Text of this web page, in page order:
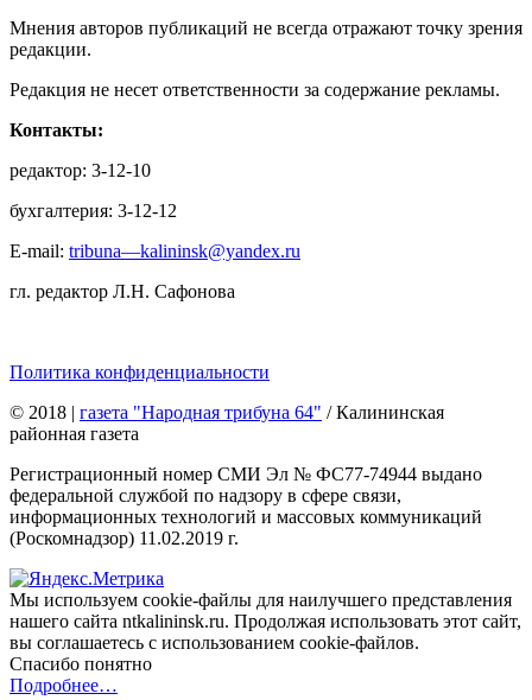
Мнения авторов публикаций не всегда отражают точку зрения
редакции.
Редакция не несет ответственности за содержание рекламы.
Контакты:
редактор: 3-12-10
бухгалтерия: 3-12-12
E-mail: tribuna—kalininsk@yandex.ru
гл. редактор Л.Н. Сафонова
Политика конфиденциальности
© 2018 | газета "Народная трибуна 64" / Калининская
районная газета
Регистрационный номер СМИ Эл № ФС77-74944 выдано
федеральной службой по надзору в сфере связи,
информационных технологий и массовых коммуникаций
(Роскомнадзор) 11.02.2019 г.
Мы используем cookie-файлы для наилучшего представления
нашего сайта ntkalininsk.ru. Продолжая использовать этот сайт,
вы соглашаетесь с использованием cookie-файлов.
Спасибо понятно
Подробнее…